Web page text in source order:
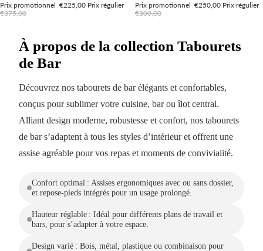
Prix promotionnel €225,00 Prix régulier
€375,00
Prix promotionnel €250,00 Prix régulier
€300,00
À propos de la collection Tabourets
de Bar
Découvrez nos tabourets de bar élégants et confortables,
conçus pour sublimer votre cuisine, bar ou îlot central.
Alliant design moderne, robustesse et confort, nos tabourets
de bar s’adaptent à tous les styles d’intérieur et offrent une
assise agréable pour vos repas et moments de convivialité.
Confort optimal : Assises ergonomiques avec ou sans dossier,
et repose-pieds intégrés pour un usage prolongé.
Hauteur réglable : Idéal pour différents plans de travail et
bars, pour s’adapter à votre espace.
Design varié : Bois, métal, plastique ou combinaison pour